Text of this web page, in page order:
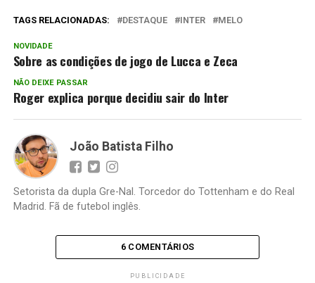
TAGS RELACIONADAS: DESTAQUE INTER MELO
NOVIDADE
Sobre as condições de jogo de Lucca e Zeca
NÃO DEIXE PASSAR
Roger explica porque decidiu sair do Inter
João Batista Filho
Setorista da dupla Gre-Nal. Torcedor do Tottenham e do Real
Madrid. Fã de futebol inglês.
6 COMENTÁRIOS
PUBLICIDADE